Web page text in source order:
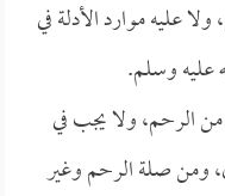
عليه موارد الأدلة في
عليه وسلم.
الرحم، ولا يجب في
ومن صلة الرحم وغير